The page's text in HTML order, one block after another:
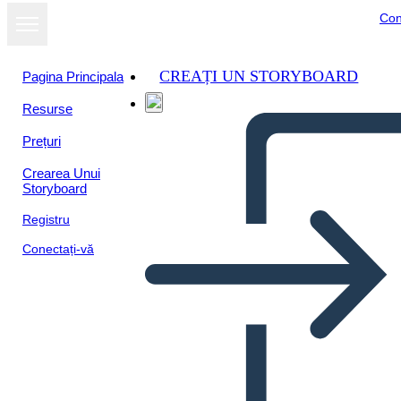
Pagina Principala
Resurse
Prețuri
Crearea Unui
Storyboard
Registru
Conectați-vă
CREAȚI UN STORYBOARD